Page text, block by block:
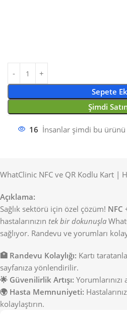
Sepete
Şimdi
16 İnsanlar şimdi bu
WhatClinic NFC ve QR Kodlu Kart |
Açıklama:
Sağlık sektörü için özel çözüm! NFC
hastalarınızın tek bir dokunuşla
sağlıyor. Randevu ve yorumları
🏥 Randevu Kolaylığı: Kartı
sayfanıza yönlendirilir.
🌟 Güvenilirlik Artışı: Yorumlarınızı
🌍 Hasta Memnuniyeti:
kolaylaştırın.